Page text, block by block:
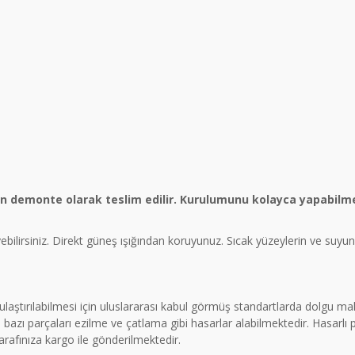
demonte olarak teslim edilir. Kurulumunu kolayca
Direkt güneş ışığından koruyunuz. Sıcak yüzeylerin ve
için uluslararası kabul görmüş standartlarda dolgu
parçaları ezilme ve çatlama gibi hasarlar alabilmektedir. Hasarlı
kargo ile gönderilmektedir.